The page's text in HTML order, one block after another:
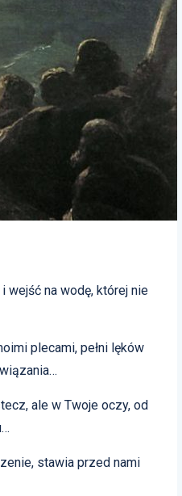
wejść na wodę, której nie
plecami, pełni lęków
ale w Twoje oczy, od
stawia przed nami